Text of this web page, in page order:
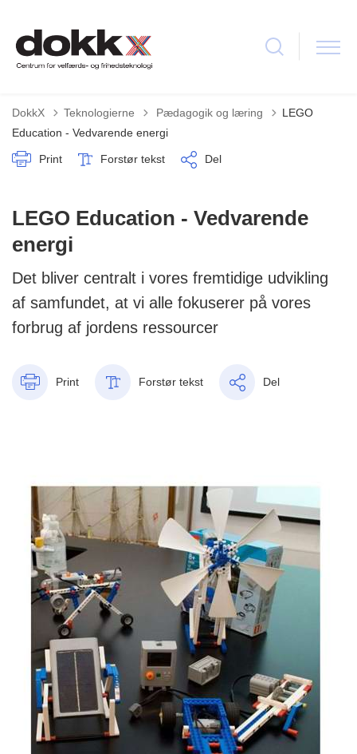
DokkX Teknologierne Tilbage til
Pædagogik og læring
LEGO
Education - Vedvarende energi
Print Forstør tekst Del
LEGO Education - Vedvarende
energi
Det bliver centralt i vores fremtidige udvikling
af samfundet, at vi alle fokuserer på vores
forbrug af jordens ressourcer
Print Forstør tekst Del